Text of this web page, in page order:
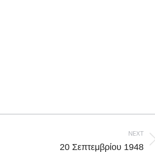
NEXT
20 Σεπτεμβρίου 1948